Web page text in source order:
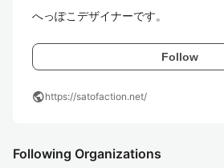
へっぽこデザイナーです。
Follow
publichttps://satofaction.net/
Following Organizations